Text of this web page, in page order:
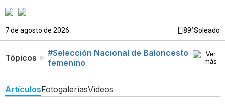
7 de agosto de 2026 89°Soleado
Tópicos
#Selección Nacional de Baloncesto
femenino
ArtículosFotogaleríasVídeos